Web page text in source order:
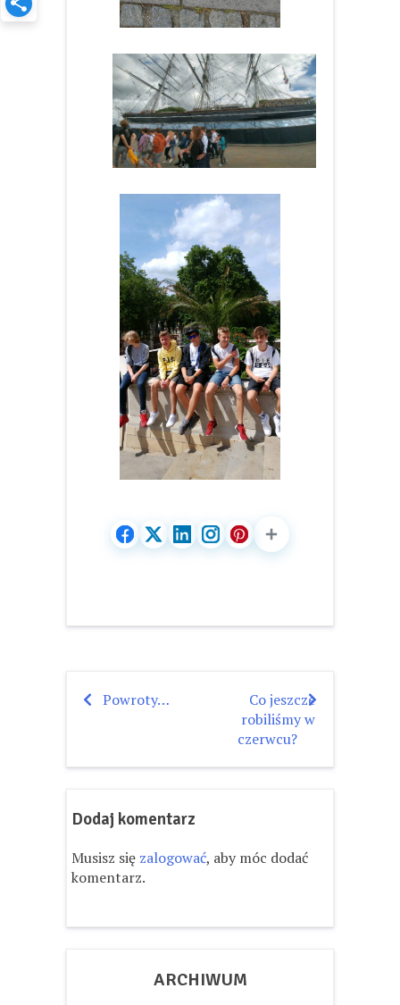
Nawigacja
Powroty…
Co jeszcze
robiliśmy w
czerwcu?
Dodaj komentarz
Musisz się zalogować, aby móc dodać
komentarz.
ARCHIWUM